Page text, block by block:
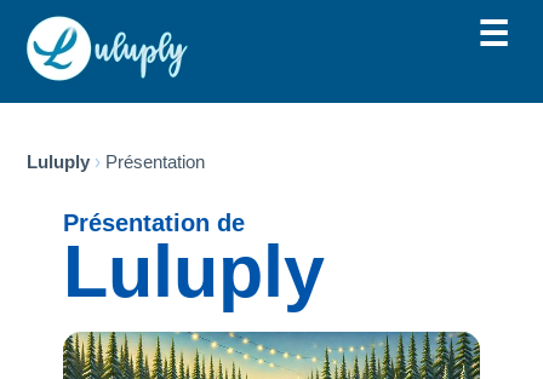
☰
Luluply Présentation
Présentation de
Luluply